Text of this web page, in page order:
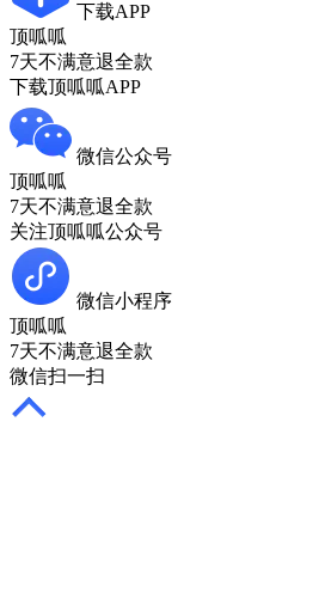
下载APP
顶呱呱
7天不满意退全款
下载顶呱呱APP
微信公众号
顶呱呱
7天不满意退全款
关注顶呱呱公众号
微信小程序
顶呱呱
7天不满意退全款
微信扫一扫